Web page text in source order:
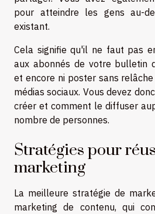
pour atteindre les gens au-
existant.
Cela signifie qu'il ne faut pas
aux abonnés de votre bulletin
et encore ni poster sans
médias sociaux. Vous devez
créer et comment le diffuser
nombre de personnes.
Stratégies pour
marketing
La meilleure stratégie de
marketing de contenu, qui